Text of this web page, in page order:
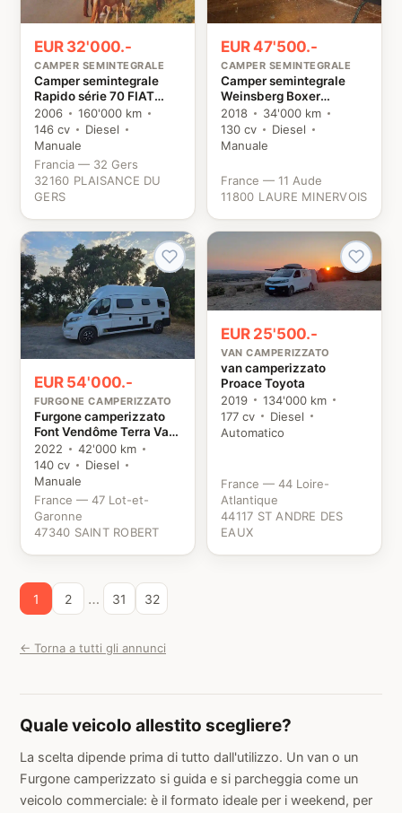
EUR 32'000.-
CAMPER SEMINTEGRALE
Camper semintegrale
Rapido série 70 FIAT
ALKO Fiat
2006
160'000 km
146 cv
Diesel
Manuale
Francia — 32 Gers
32160 PLAISANCE DU
GERS
EUR 47'500.-
CAMPER SEMINTEGRALE
Camper semintegrale
Weinsberg Boxer
Peugeot
2018
34'000 km
130 cv
Diesel
Manuale
France — 11 Aude
11800 LAURE MINERVOIS
EUR 54'000.-
FURGONE CAMPERIZZATO
Furgone camperizzato
Font Vendôme Terra Van
Fiat
2022
42'000 km
140 cv
Diesel
Manuale
France — 47 Lot-et-
Garonne
47340 SAINT ROBERT
EUR 25'500.-
VAN CAMPERIZZATO
van camperizzato
Proace Toyota
2019
134'000 km
177 cv
Diesel
Automatico
France — 44 Loire-
Atlantique
44117 ST ANDRE DES
EAUX
1 2 … 31 32
← Torna a tutti gli annunci
Quale veicolo allestito scegliere?
La scelta dipende prima di tutto dall'utilizzo. Un van o un
Furgone camperizzato si guida e si parcheggia come un
veicolo commerciale: è il formato ideale per i weekend, per